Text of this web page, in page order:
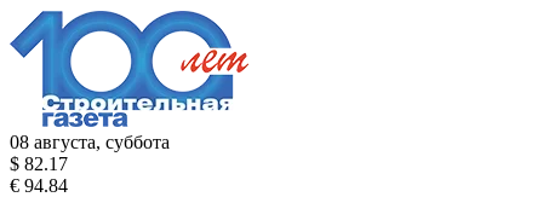
08 августа, суббота
$ 82.17
€ 94.84